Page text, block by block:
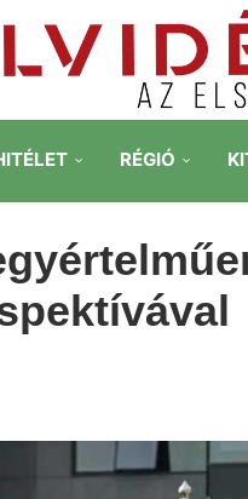
RÉGIÓ